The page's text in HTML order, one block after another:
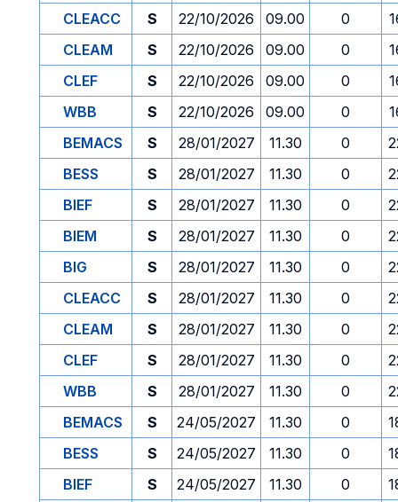
CLEACC
S 22/10/2026 09.00 0
CLEAM
S 22/10/2026 09.00 0
CLEF
S 22/10/2026 09.00 0
WBB
S 22/10/2026 09.00 0
BEMACS
S 28/01/2027 11.30 0
BESS
S 28/01/2027 11.30 0
BIEF
S 28/01/2027 11.30 0
BIEM
S 28/01/2027 11.30 0
BIG
S 28/01/2027 11.30 0
CLEACC
S 28/01/2027 11.30 0
CLEAM
S 28/01/2027 11.30 0
CLEF
S 28/01/2027 11.30 0
WBB
S 28/01/2027 11.30 0
BEMACS
S 24/05/2027 11.30 0
BESS
S 24/05/2027 11.30 0
BIEF
S 24/05/2027 11.30 0